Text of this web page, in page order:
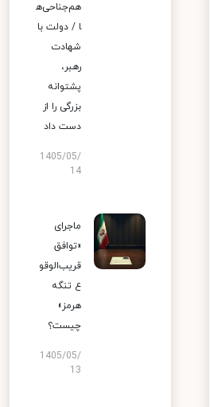
هم‌جناحی‌ه
ا / دولت با
شهادت
رهبر،
پشتوانه
بزرگی را از
دست داد
1405/05/
14
ماجرای
«توافق
قریب‌الوقو
ع تنگه
هرمز»
چیست؟
1405/05/
13